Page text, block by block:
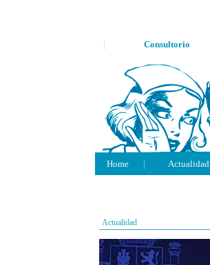
| Consultorio
Home | Actualidad
Actualidad